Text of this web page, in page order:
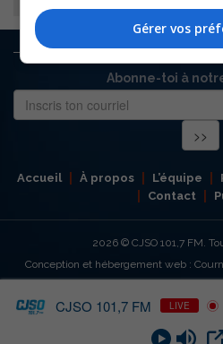
Abonne-toi à
Accueil À propos L’équipe
Contact
2026 © CJSO 101,7 FM.
Conception et hébergement web :
CJSO 101,7 FM LIVE
Gérer vos